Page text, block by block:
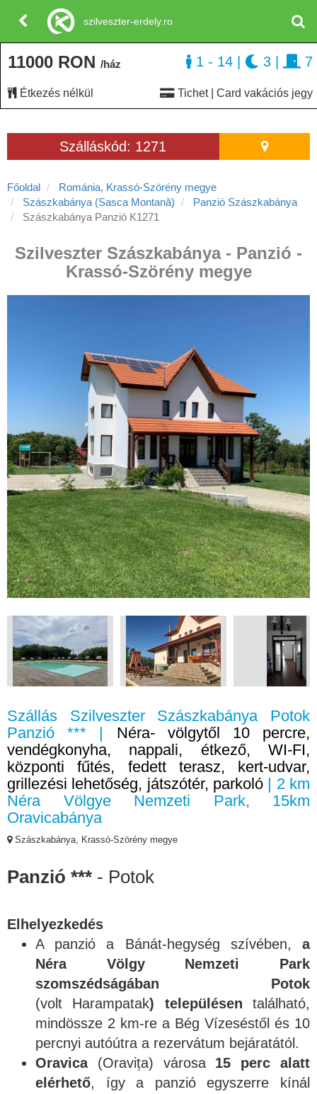
Szálláskód: 1271
Főoldal
Románia, Krassó-Szörény megye
Szászkabánya (Sasca Montană)
Panzió Szászkabánya
Szászkabánya Panzió K1271
Szilveszter Szászkabánya - Panzió -
Krassó-Szörény megye
Szállás Szilveszter Szászkabánya Potok
Panzió *** | Néra- völgytől 10 percre,
vendégkonyha, nappali, étkező, WI-FI,
központi fűtés, fedett terasz, kert-udvar,
grillezési lehetőség, játszótér, parkoló | 2 km
Néra Völgye Nemzeti Park, 15km
Oravicabánya
Szászkabánya, Krassó-Szörény megye
Panzió *** - Potok
Elhelyezkedés
A panzió a Bánát-hegység szívében, a
Néra Völgy Nemzeti Park
szomszédságában
Potok
(volt Harampatak) településen található,
mindössze 2 km-re a Bég Vízeséstől és 10
percnyi autóútra a rezervátum bejáratától.
Oravica (Oravița) városa 15 perc alatt
elérhető, így a panzió egyszerre kínál
11000 RON /ház
Étkezés nélkül Tichet | Card vakációs jegy
1 - 14 3 7
szilveszter-erdely.ro